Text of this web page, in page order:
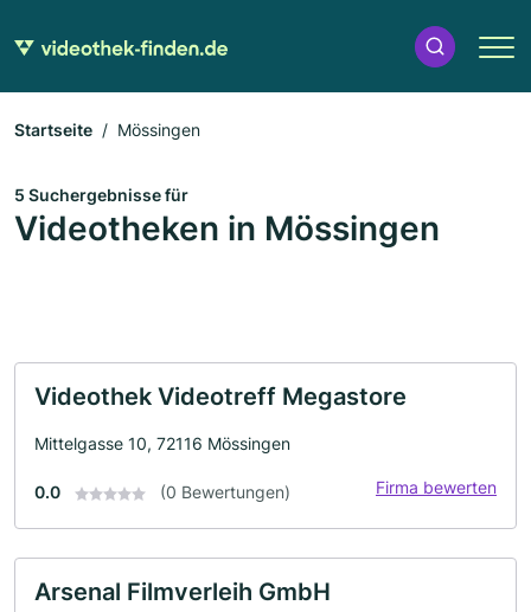
Startseite Mössingen
5 Suchergebnisse für
Videotheken in Mössingen
Videothek Videotreff Megastore
Mittelgasse 10, 72116 Mössingen
0.0 (0 Bewertungen) Firma bewerten
Arsenal Filmverleih GmbH